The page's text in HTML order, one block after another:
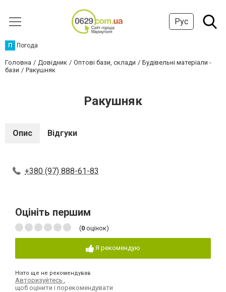
Рус
П Погода
Головна Довідник Оптові бази, склади
Будівельні матеріали -
бази
Ракушняк
Ракушняк
Опис Відгуки
+380 (97) 888-61-83
Оцініть першим
(0 оцінок)
Я рекомендую
Ніхто ще не рекомендував
Авторизуйтесь
щоб оцінити і порекомендувати